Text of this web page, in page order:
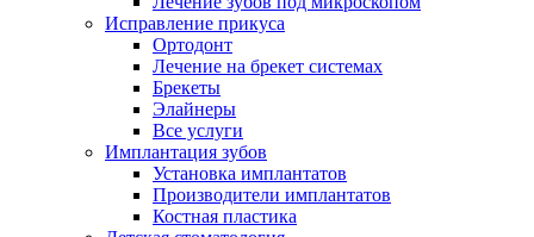
Исправление прикуса
Ортодонт
Лечение на брекет системах
Брекеты
Элайнеры
Все услуги
Имплантация зубов
Установка имплантатов
Производители имплантатов
Костная пластика